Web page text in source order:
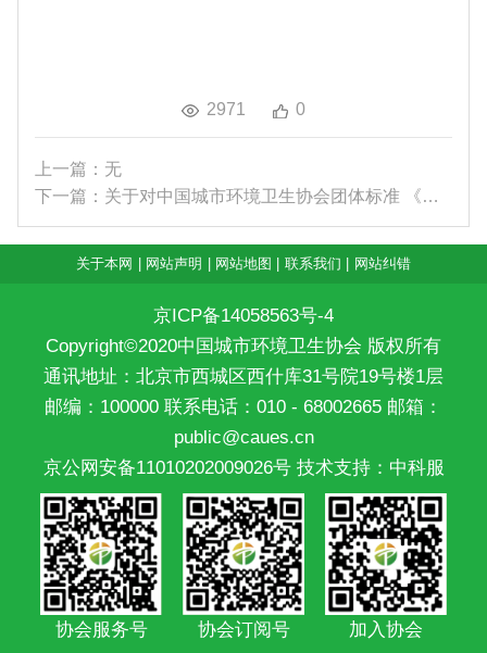
2971 0
上一篇：无
下一篇：关于对中国城市环境卫生协会团体标准 《生...
关于本网 网站声明 网站地图 联系我们 网站纠错
京ICP备14058563号-4
Copyright©2020中国城市环境卫生协会 版权所有
通讯地址：北京市西城区西什库31号院19号楼1层
邮编：100000 联系电话：010 - 68002665 邮箱：
public@caues.cn
京公网安备11010202009026号 技术支持：中科服
协会服务号 协会订阅号 加入协会